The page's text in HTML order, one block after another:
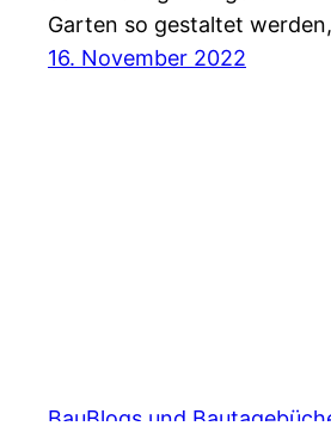
Garten so gestaltet
16. November 2022
BauBlogs und